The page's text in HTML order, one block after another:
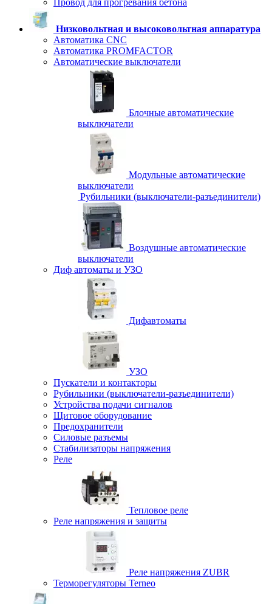
Провод для прогревания бетона
Низковольтная и высоковольтная аппаратура
Автоматика CNC
Автоматика PROMFACTOR
Автоматические выключатели
Блочные автоматические
выключатели
Модульные автоматические
выключатели
Рубильники (выключатели-разъединители)
Воздушные автоматические
выключатели
Диф автоматы и УЗО
Дифавтоматы
УЗО
Пускатели и контакторы
Рубильники (выключатели-разъединители)
Устройства подачи сигналов
Щитовое оборудование
Предохранители
Силовые разъемы
Стабилизаторы напряжения
Реле
Тепловое реле
Реле напряжения и защиты
Реле напряжения ZUBR
Терморегуляторы Terneo